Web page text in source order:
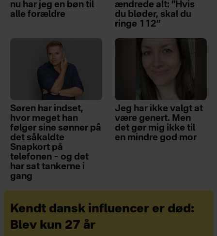
nu har jeg en bøn til
alle forældre
ændrede alt: ”Hvis
du bløder, skal du
ringe 112”
Søren har indset,
hvor meget han
følger sine sønner på
det såkaldte
Snapkort på
telefonen – og det
har sat tankerne i
gang
Jeg har ikke valgt at
være genert. Men
det gør mig ikke til
en mindre god mor
Kendt dansk influencer er død:
Blev kun 27 år